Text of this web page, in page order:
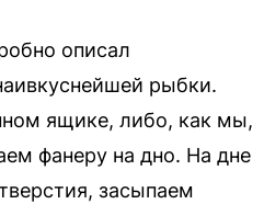
описал
рыбки.
ящике, либо, как мы,
фанеру на дно. На дне
засыпаем